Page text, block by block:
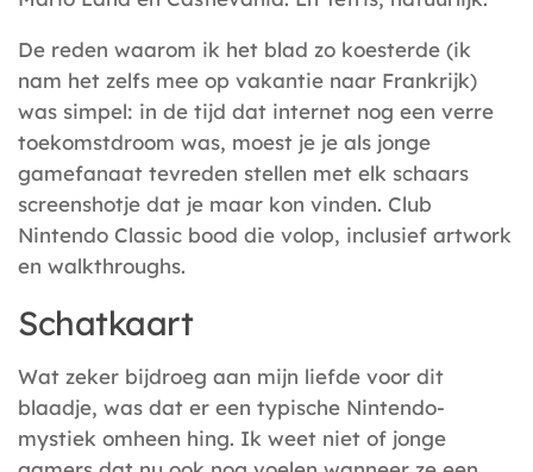
De reden waarom ik het blad zo koesterde (ik
nam het zelfs mee op vakantie naar Frankrijk)
was simpel: in de tijd dat internet nog een verre
toekomstdroom was, moest je je als jonge
gamefanaat tevreden stellen met elk schaars
screenshotje dat je maar kon vinden. Club
Nintendo Classic bood die volop, inclusief artwork
en walkthroughs.
Schatkaart
Wat zeker bijdroeg aan mijn liefde voor dit
blaadje, was dat er een typische Nintendo-
mystiek omheen hing. Ik weet niet of jonge